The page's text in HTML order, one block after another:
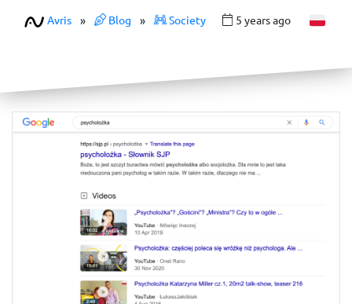
Avris » Blog » Society 5 years ago